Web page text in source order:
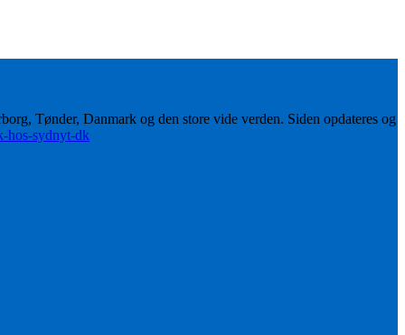
Tønder, Danmark og den store vide verden. Siden opdateres og
hos-sydnyt-dk